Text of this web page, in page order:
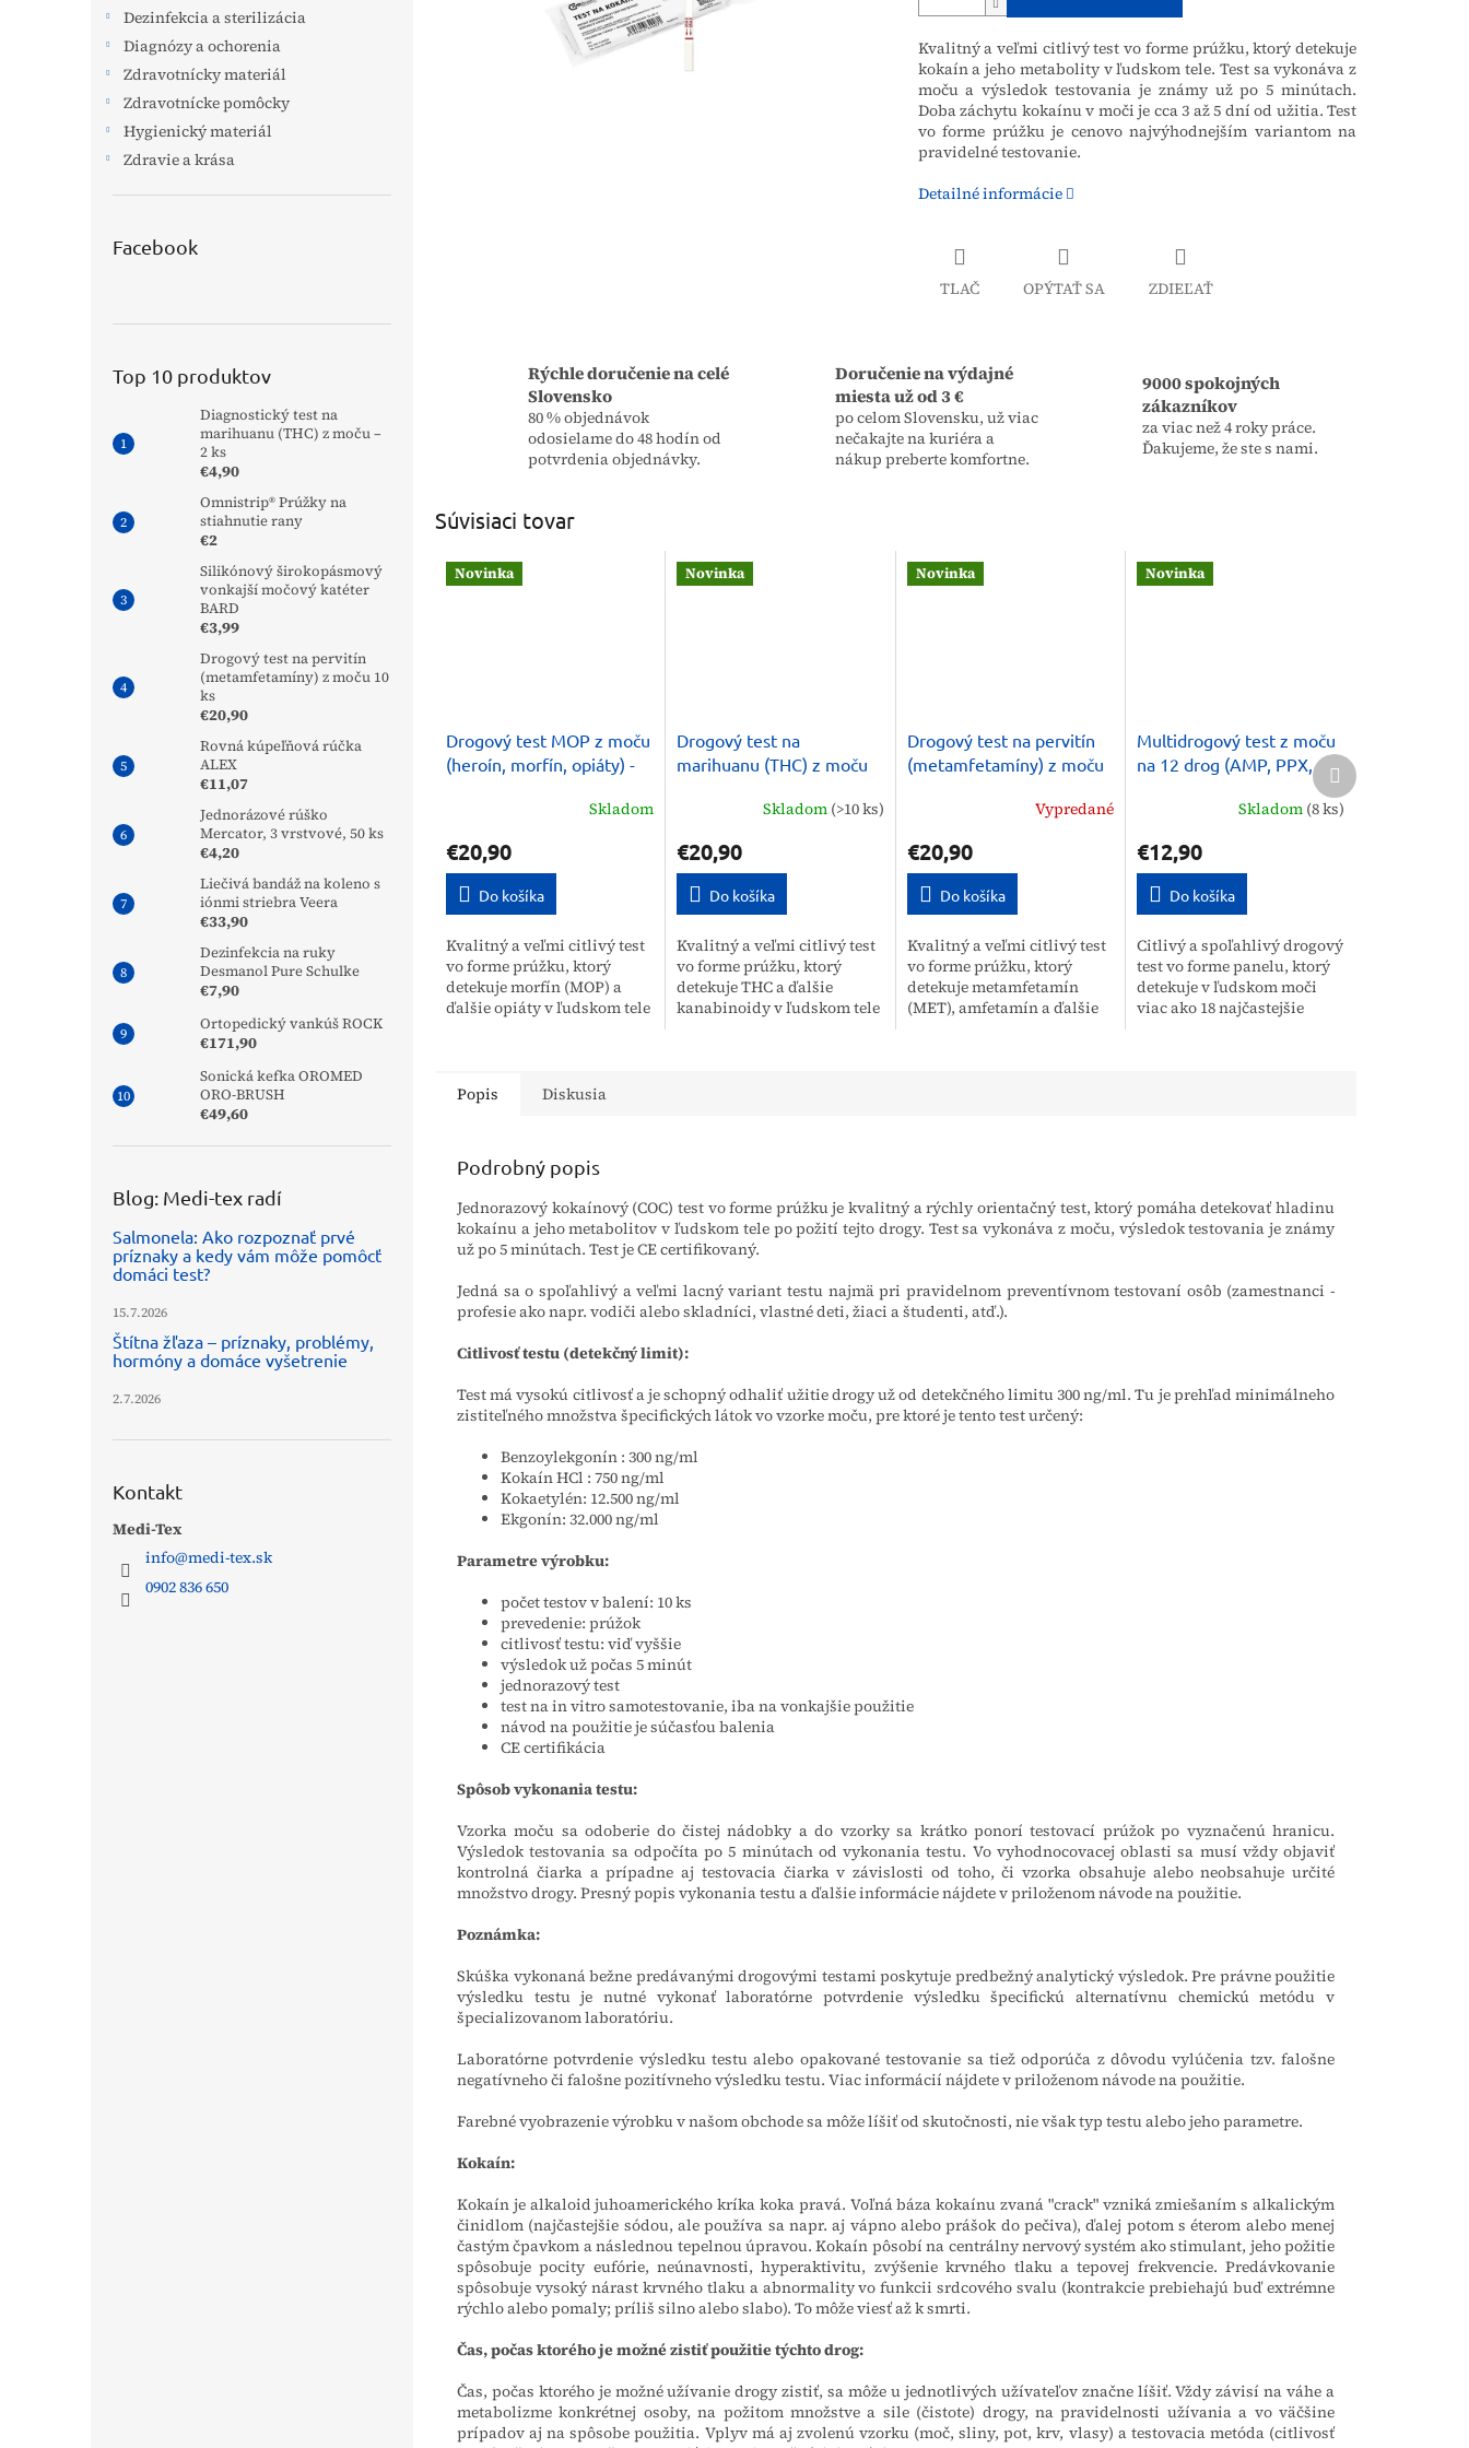
Dezinfekcia a sterilizácia
Diagnózy a ochorenia
Zdravotnícky materiál
Zdravotnícke pomôcky
Hygienický materiál
Zdravie a krása
Facebook
Top 10 produktov
Diagnostický test na
marihuanu (THC) z moču –
2 ks
€4,90
Omnistrip® Prúžky na
stiahnutie rany
€2
Silikónový širokopásmový
vonkajší močový katéter
BARD
€3,99
Drogový test na pervitín
(metamfetamíny) z moču 10
ks
€20,90
Rovná kúpeľňová rúčka
ALEX
€11,07
Jednorázové rúško
Mercator, 3 vrstvové, 50 ks
€4,20
Liečivá bandáž na koleno s
iónmi striebra Veera
€33,90
Dezinfekcia na ruky
Desmanol Pure Schulke
€7,90
Ortopedický vankúš ROCK
€171,90
Sonická kefka OROMED
ORO-BRUSH
€49,60
Blog: Medi-tex radí
Salmonela: Ako rozpoznať prvé
príznaky a kedy vám môže pomôcť
domáci test?
15.7.2026
Štítna žľaza – príznaky, problémy,
hormóny a domáce vyšetrenie
2.7.2026
Kontakt
Medi-Tex
info@medi-tex.sk
0902 836 650
Kvalitný a veľmi citlivý test vo forme prúžku, ktorý detekuje
kokaín a jeho metabolity v ľudskom tele. Test sa vykonáva z
moču a výsledok testovania je známy už po 5 minútach.
Doba záchytu kokaínu v moči je cca 3 až 5 dní od užitia. Test
vo forme prúžku je cenovo najvýhodnejším variantom na
pravidelné testovanie.
Detailné informácie
TLAČ OPÝTAŤ SA ZDIEĽAŤ
Rýchle doručenie na celé
Slovensko
80 % objednávok
odosielame do 48 hodín od
potvrdenia objednávky.
Doručenie na výdajné
miesta už od 3 €
po celom Slovensku, už viac
nečakajte na kuriéra a
nákup preberte komfortne.
9000 spokojných
zákazníkov
za viac než 4 roky práce.
Ďakujeme, že ste s nami.
Súvisiaci tovar
Novinka
Drogový test MOP z moču
(heroín, morfín, opiáty) -
Skladom
€20,90
Do košíka
Kvalitný a veľmi citlivý test
vo forme prúžku, ktorý
detekuje morfín (MOP) a
ďalšie opiáty v ľudskom tele
Novinka
Drogový test na
marihuanu (THC) z moču
Skladom (>10 ks)
€20,90
Do košíka
Kvalitný a veľmi citlivý test
vo forme prúžku, ktorý
detekuje THC a ďalšie
kanabinoidy v ľudskom tele
Novinka
Drogový test na pervitín
(metamfetamíny) z moču
Vypredané
€20,90
Do košíka
Kvalitný a veľmi citlivý test
vo forme prúžku, ktorý
detekuje metamfetamín
(MET), amfetamín a ďalšie
Novinka
Multidrogový test z moču
na 12 drog (AMP, PPX,
BUP, BZD, COC, MDMA,
MET, MOR, MTD, EDDP,
Skladom (8 ks)
€12,90
Do košíka
Citlivý a spoľahlivý drogový
test vo forme panelu, ktorý
detekuje v ľudskom moči
viac ako 18 najčastejšie
Ďalší
produkt
Popis Diskusia
Podrobný popis
Jednorazový kokaínový (COC) test vo forme prúžku je kvalitný a rýchly orientačný test, ktorý pomáha detekovať hladinu
kokaínu a jeho metabolitov v ľudskom tele po požití tejto drogy. Test sa vykonáva z moču, výsledok testovania je známy
už po 5 minútach. Test je CE certifikovaný.
Jedná sa o spoľahlivý a veľmi lacný variant testu najmä pri pravidelnom preventívnom testovaní osôb (zamestnanci -
profesie ako napr. vodiči alebo skladníci, vlastné deti, žiaci a študenti, atď.).
Citlivosť testu (detekčný limit):
Test má vysokú citlivosť a je schopný odhaliť užitie drogy už od detekčného limitu 300 ng/ml. Tu je prehľad minimálneho
zistiteľného množstva špecifických látok vo vzorke moču, pre ktoré je tento test určený:
Benzoylekgonín : 300 ng/ml
Kokaín HCl : 750 ng/ml
Kokaetylén: 12.500 ng/ml
Ekgonín: 32.000 ng/ml
Parametre výrobku:
počet testov v balení: 10 ks
prevedenie: prúžok
citlivosť testu: viď vyššie
výsledok už počas 5 minút
jednorazový test
test na in vitro samotestovanie, iba na vonkajšie použitie
návod na použitie je súčasťou balenia
CE certifikácia
Spôsob vykonania testu:
Vzorka moču sa odoberie do čistej nádobky a do vzorky sa krátko ponorí testovací prúžok po vyznačenú hranicu.
Výsledok testovania sa odpočíta po 5 minútach od vykonania testu. Vo vyhodnocovacej oblasti sa musí vždy objaviť
kontrolná čiarka a prípadne aj testovacia čiarka v závislosti od toho, či vzorka obsahuje alebo neobsahuje určité
množstvo drogy. Presný popis vykonania testu a ďalšie informácie nájdete v priloženom návode na použitie.
Poznámka:
Skúška vykonaná bežne predávanými drogovými testami poskytuje predbežný analytický výsledok. Pre právne použitie
výsledku testu je nutné vykonať laboratórne potvrdenie výsledku špecifickú alternatívnu chemickú metódu v
špecializovanom laboratóriu.
Laboratórne potvrdenie výsledku testu alebo opakované testovanie sa tiež odporúča z dôvodu vylúčenia tzv. falošne
negatívneho či falošne pozitívneho výsledku testu. Viac informácií nájdete v priloženom návode na použitie.
Farebné vyobrazenie výrobku v našom obchode sa môže líšiť od skutočnosti, nie však typ testu alebo jeho parametre.
Kokaín:
Kokaín je alkaloid juhoamerického kríka koka pravá. Voľná ​​báza kokaínu zvaná "crack" vzniká zmiešaním s alkalickým
činidlom (najčastejšie sódou, ale používa sa napr. aj vápno alebo prášok do pečiva), ďalej potom s éterom alebo menej
častým čpavkom a následnou tepelnou úpravou. Kokaín pôsobí na centrálny nervový systém ako stimulant, jeho požitie
spôsobuje pocity eufórie, neúnavnosti, hyperaktivitu, zvýšenie krvného tlaku a tepovej frekvencie. Predávkovanie
spôsobuje vysoký nárast krvného tlaku a abnormality vo funkcii srdcového svalu (kontrakcie prebiehajú buď extrémne
rýchlo alebo pomaly; príliš silno alebo slabo). To môže viesť až k smrti.
Čas, počas ktorého je možné zistiť použitie týchto drog:
Čas, počas ktorého je možné užívanie drogy zistiť, sa môže u jednotlivých užívateľov značne líšiť. Vždy závisí na váhe a
metabolizme konkrétnej osoby, na požitom množstve a sile (čistote) drogy, na pravidelnosti užívania a vo väčšine
prípadov aj na spôsobe použitia. Vplyv má aj zvolenú vzorku (moč, sliny, pot, krv, vlasy) a testovacia metóda (citlivosť